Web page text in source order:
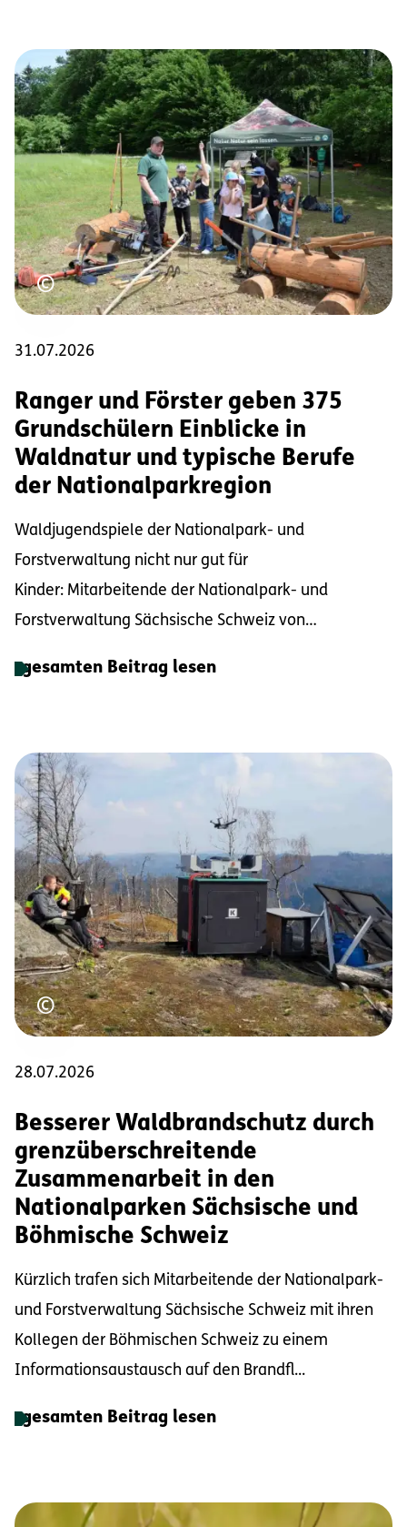
©Urheberrecht
31.07.2026
Ranger und Förster geben 375
Grundschülern Einblicke in
Waldnatur und typische Berufe
der Nationalparkregion
Waldjugendspiele der Nationalpark- und
Forstverwaltung nicht nur gut für
Kinder: Mitarbeitende der Nationalpark- und
Forstverwaltung Sächsische Schweiz von
gesamten Beitrag lesen
©Urheberrecht
28.07.2026
Besserer Waldbrandschutz durch
grenzüberschreitende
Zusammenarbeit in den
Nationalparken Sächsische und
Böhmische Schweiz
Kürzlich trafen sich Mitarbeitende der Nationalpark-
und Forstverwaltung Sächsische Schweiz mit ihren
Kollegen der Böhmischen Schweiz zu einem
Informationsaustausch auf den Brandfl...
gesamten Beitrag lesen